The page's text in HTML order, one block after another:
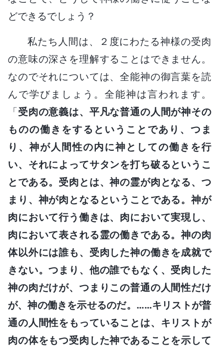
どできるでしょう？
私たち人間は、２度にわたる神様の受肉
の意味の深さを理解することはできません。
なのでそれについては、全能神の御言葉を読
んで学びましょう。全能神は言われます。
「受肉の意義は、平凡な普通の人間が神その
ものの働きをするということであり、つま
り、神が人間性の内に神としての働きを行
い、それによってサタンを打ち破るというこ
とである。受肉とは、神の霊が肉となる、つ
まり、神が肉となるということである。神が
肉において行う働きは、肉において実現し、
肉において表される霊の働きである。神の肉
体以外には誰も、受肉した神の働きを成就で
きない。つまり、他の誰でもなく、受肉した
神の肉だけが、つまりこの普通の人間性だけ
が、神の働きを示せるのだ。……キリストが普
通の人間性をもっていることは、キリストが
肉の体をもつ受肉した神であることを示して